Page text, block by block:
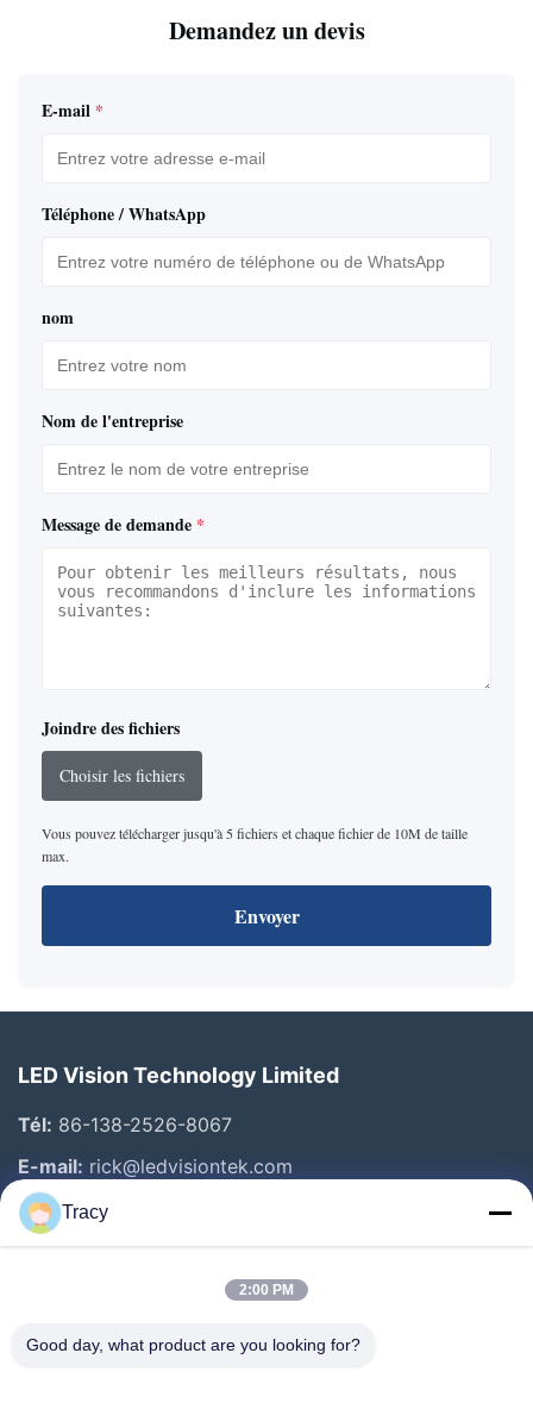
Demandez un devis
E-mail *
Téléphone / WhatsApp
nom
Nom de l'entreprise
Message de demande *
Joindre des fichiers
Choisir les fichiers
Vous pouvez télécharger jusqu'à 5 fichiers et chaque fichier de 10M de taille
max.
Envoyer
LED Vision Technology Limited
Tél: 86-138-2526-8067
E-mail: rick@ledvisiontek.com
Liens Rapides
Produits
Tracy
2:00 PM
Good day, what product are you looking for?